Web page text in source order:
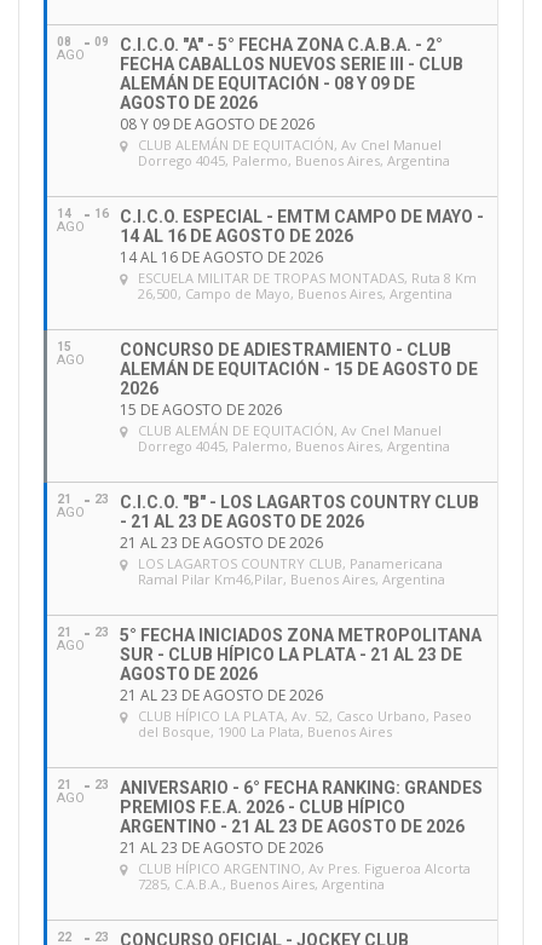
08
AGO
09
C.I.C.O. "A" - 5° FECHA ZONA C.A.B.A. - 2°
FECHA CABALLOS NUEVOS SERIE III - CLUB
ALEMÁN DE EQUITACIÓN - 08 Y 09 DE
AGOSTO DE 2026
08 Y 09 DE AGOSTO DE 2026
CLUB ALEMÁN DE EQUITACIÓN, Av Cnel Manuel
Dorrego 4045, Palermo, Buenos Aires, Argentina
14
AGO
16
C.I.C.O. ESPECIAL - EMTM CAMPO DE MAYO -
14 AL 16 DE AGOSTO DE 2026
14 AL 16 DE AGOSTO DE 2026
ESCUELA MILITAR DE TROPAS MONTADAS, Ruta 8 Km
26,500, Campo de Mayo, Buenos Aires, Argentina
15
AGO
CONCURSO DE ADIESTRAMIENTO - CLUB
ALEMÁN DE EQUITACIÓN - 15 DE AGOSTO DE
2026
15 DE AGOSTO DE 2026
CLUB ALEMÁN DE EQUITACIÓN, Av Cnel Manuel
Dorrego 4045, Palermo, Buenos Aires, Argentina
21
AGO
23
C.I.C.O. "B" - LOS LAGARTOS COUNTRY CLUB
- 21 AL 23 DE AGOSTO DE 2026
21 AL 23 DE AGOSTO DE 2026
LOS LAGARTOS COUNTRY CLUB, Panamericana
Ramal Pilar Km46,Pilar, Buenos Aires, Argentina
21
AGO
23
5° FECHA INICIADOS ZONA METROPOLITANA
SUR - CLUB HÍPICO LA PLATA - 21 AL 23 DE
AGOSTO DE 2026
21 AL 23 DE AGOSTO DE 2026
CLUB HÍPICO LA PLATA, Av. 52, Casco Urbano, Paseo
del Bosque, 1900 La Plata, Buenos Aires
21
AGO
23
ANIVERSARIO - 6° FECHA RANKING: GRANDES
PREMIOS F.E.A. 2026 - CLUB HÍPICO
ARGENTINO - 21 AL 23 DE AGOSTO DE 2026
21 AL 23 DE AGOSTO DE 2026
CLUB HÍPICO ARGENTINO, Av Pres. Figueroa Alcorta
7285, C.A.B.A., Buenos Aires, Argentina
22 23 CONCURSO OFICIAL - JOCKEY CLUB